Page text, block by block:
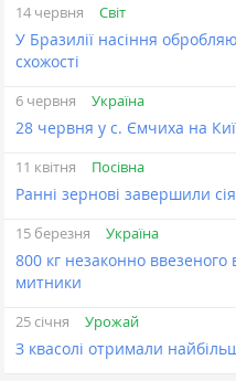
14 червня Світ
У Бразилії насіння
схожості
6 червня Україна
28 червня у с. Ємчиха на
11 квітня Посівна
Ранні зернові завершили
15 березня Україна
800 кг незаконно ввезеного
митники
25 січня Урожай
З квасолі отримали